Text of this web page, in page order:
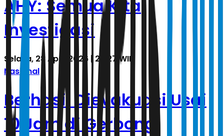
AHY: Semua Kita
Investigasi
Selasa, 28 April 2026 | 23.27 WIB
Nasional
Berhasil Dievakuasi Usai
10 Jam di Gerbong